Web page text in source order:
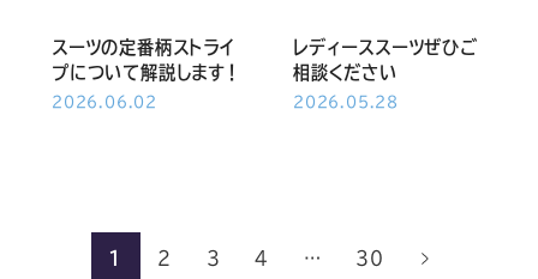
スーツの定番柄ストライ
プについて解説します！
2026.06.02
レディーススーツぜひご
相談ください
2026.05.28
1 2 3 4 … 30